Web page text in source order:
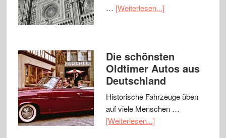
… [Weiterlesen...]
Die schönsten
Oldtimer Autos aus
Deutschland
Historische Fahrzeuge üben
auf viele Menschen …
[Weiterlesen...]